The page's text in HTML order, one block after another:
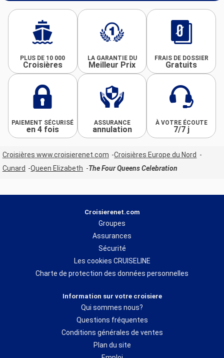
PLUS DE 10 000
Croisières
LA GARANTIE DU
Meilleur Prix
FRAIS DE DOSSIER
Gratuits
PAIEMENT SÉCURISÉ
en 4 fois
ASSURANCE
annulation
À VOTRE ÉCOUTE
7/7 j
Croisières www.croisierenet.com
Croisières Europe du Nord
Cunard
Queen Elizabeth The Four Queens Celebration
Croisierenet.com
Groupes
Assurances
Sécurité
Les cookies CRUISELINE
Charte de protection des données personnelles
Information sur votre croisiere
Qui sommes nous?
Questions fréquentes
Conditions générales de ventes
Plan du site